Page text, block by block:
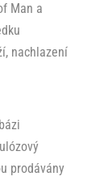
Man a
nachlazení
prodávány